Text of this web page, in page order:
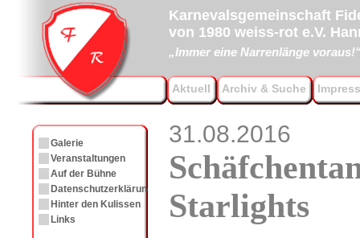
Karnevalsgemeinschaft
von 1980 weiss-rot e.V.
„Immer eine Narrenlänge
Aktuell Archiv & Suche
31.08.2016
Starlights
Galerie
Veranstaltungen
Auf der Bühne
Datenschutzerklärung
Hinter den Kulissen
Links